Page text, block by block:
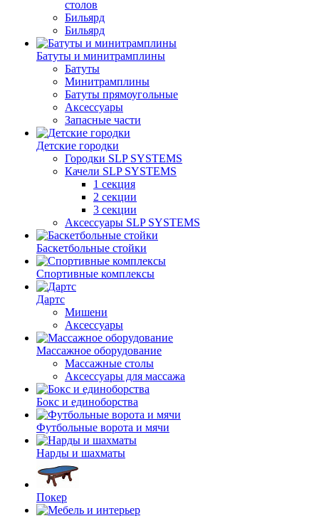
столов
Бильяpд
Бильяpд
Батуты и минитрамплины
Батуты
Минитрамплины
Батуты прямоугольные
Аксессуары
Запасные части
Детские городки
Городки SLP SYSTEMS
Качели SLP SYSTEMS
1 секция
2 секции
3 секции
Аксессуары SLP SYSTEMS
Баскетбольные стойки
Спортивные комплексы
Дартс
Мишени
Аксессуары
Массажное оборудование
Массажные столы
Аксессуары для массажа
Бокс и единоборства
Футбольные ворота и мячи
Нарды и шахматы
Покер